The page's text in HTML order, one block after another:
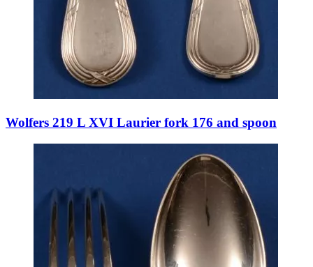
Wolfers 219 L XVI Laurier fork 176 and spoon